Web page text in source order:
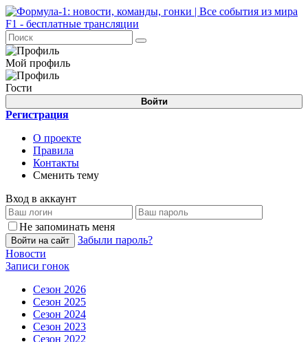
Мой профиль
Гости
Войти
Регистрация
О проекте
Правила
Контакты
Сменить тему
Вход в аккаунт
Не запоминать меня
Войти на сайт
Забыли пароль?
Новости
Записи гонок
Сезон 2026
Сезон 2025
Сезон 2024
Сезон 2023
Сезон 2022